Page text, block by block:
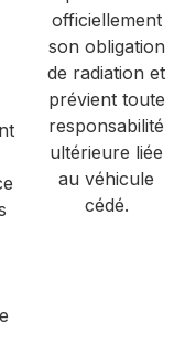
officiellement
son obligation
de radiation et
prévient toute
responsabilité
ultérieure liée
au véhicule
cédé.